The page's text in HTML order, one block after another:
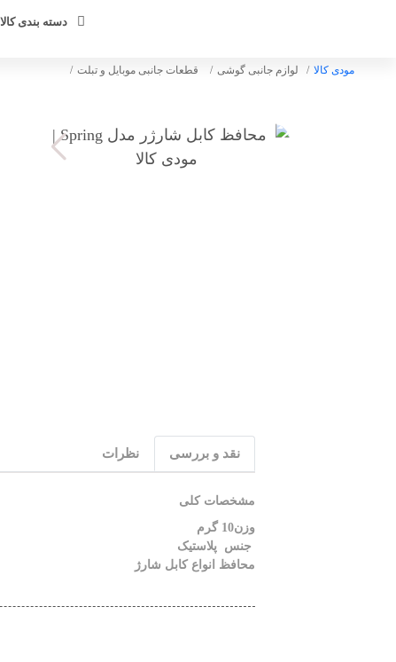
دسته بندی
مودی کالا لوازم جانبی گوشی قطعات جانبی موبایل و تبلت
نقد و بررسی نظرات
مشخصات کلی
وزن10 گرم
جنس پلاستیک
محافظ انواع کابل شارژ